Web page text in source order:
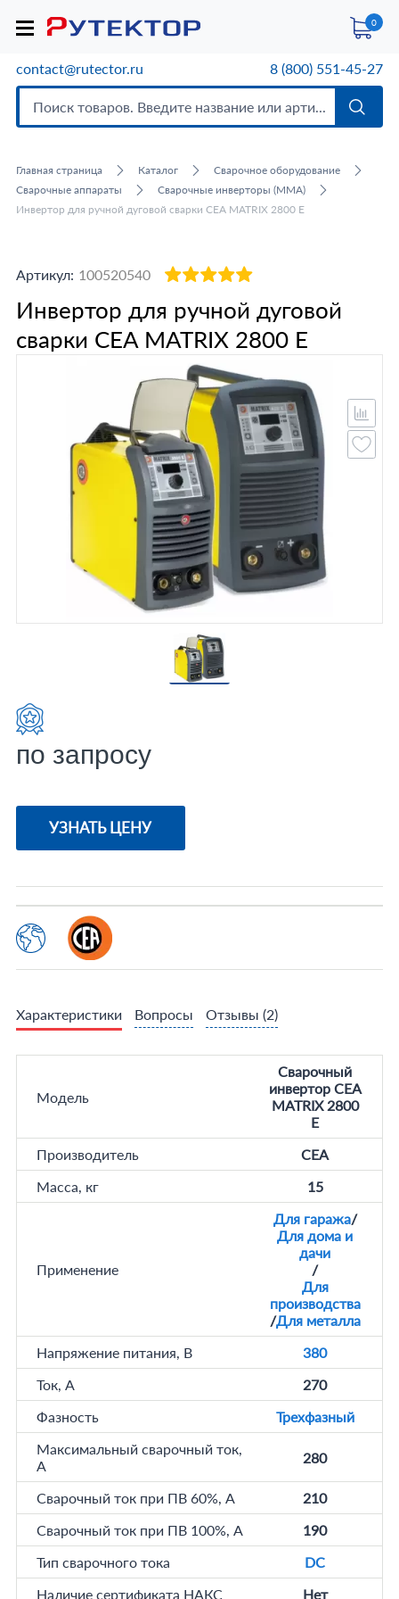
0
contact@rutector.ru 8 (800) 551-45-27
Главная страница Каталог
Сварочное оборудование
Сварочные аппараты
Сварочные инверторы (MMA)
Инвертор для ручной дуговой сварки CEA MATRIX 2800 E
Артикул: 100520540
Инвертор для ручной дуговой
сварки CEA MATRIX 2800 E
по запросу
УЗНАТЬ ЦЕНУ
Характеристики Вопросы Отзывы (2)
Модель
Сварочный
инвертор CEA
MATRIX 2800
E
Производитель
CEA
Масса, кг
15
Применение
Для гаража/
Для дома и
дачи
/
Для
производства
/Для металла
Напряжение питания, В
380
Ток, А
270
Фазность
Трехфазный
Максимальный сварочный ток,
А
280
Сварочный ток при ПВ 60%, А
210
Сварочный ток при ПВ 100%, А
190
Тип сварочного тока
DC
Наличие сертификата НАКС
Нет